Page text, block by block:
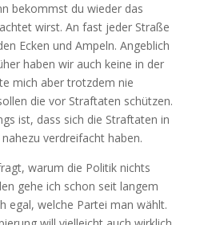
bekommst du wieder das
wirst. An fast jeder Straße
Ecken und Ampeln. Angeblich
haben wir auch keine in der
mich aber trotzdem nie
die vor Straftaten schützen.
ist, dass sich die Straftaten in
verdreifacht haben.
warum die Politik nichts
gehe ich schon seit langem
egal, welche Partei man wählt.